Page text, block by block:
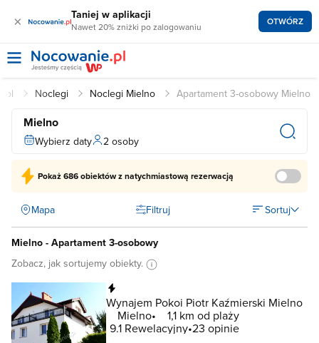
× Taniej w aplikacji
Nawet 20% zniżki po zalogowaniu OTWÓRZ
Noclegi Noclegi Mielno Apartament 3-osobowy Mielno
Mielno
Wybierz daty 2 osoby
Pokaż686 obiektówz natychmiastową rezerwacją
Mapa Filtruj Sortuj
Mielno - Apartament 3-osobowy
Zobacz, jak sortujemy obiekty.
Wynajem Pokoi Piotr Kaźmierski Mielno
Mielno
1,1 km od plaży
9.1 Rewelacyjny 23 opinie